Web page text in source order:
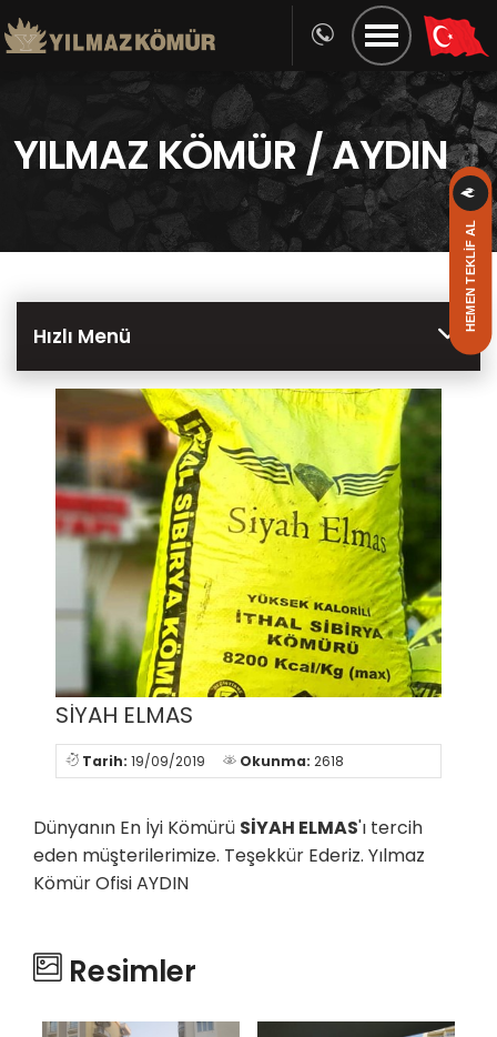
HEMEN TEKLİF AL
YILMAZ KÖMÜR / AYDIN
Hızlı Menü
SİYAH ELMAS
Tarih: 19/09/2019 Okunma: 2618
Dünyanın En İyi Kömürü SİYAH ELMAS'ı tercih
eden müşterilerimize. Teşekkür Ederiz. Yılmaz
Kömür Ofisi AYDIN
Resimler